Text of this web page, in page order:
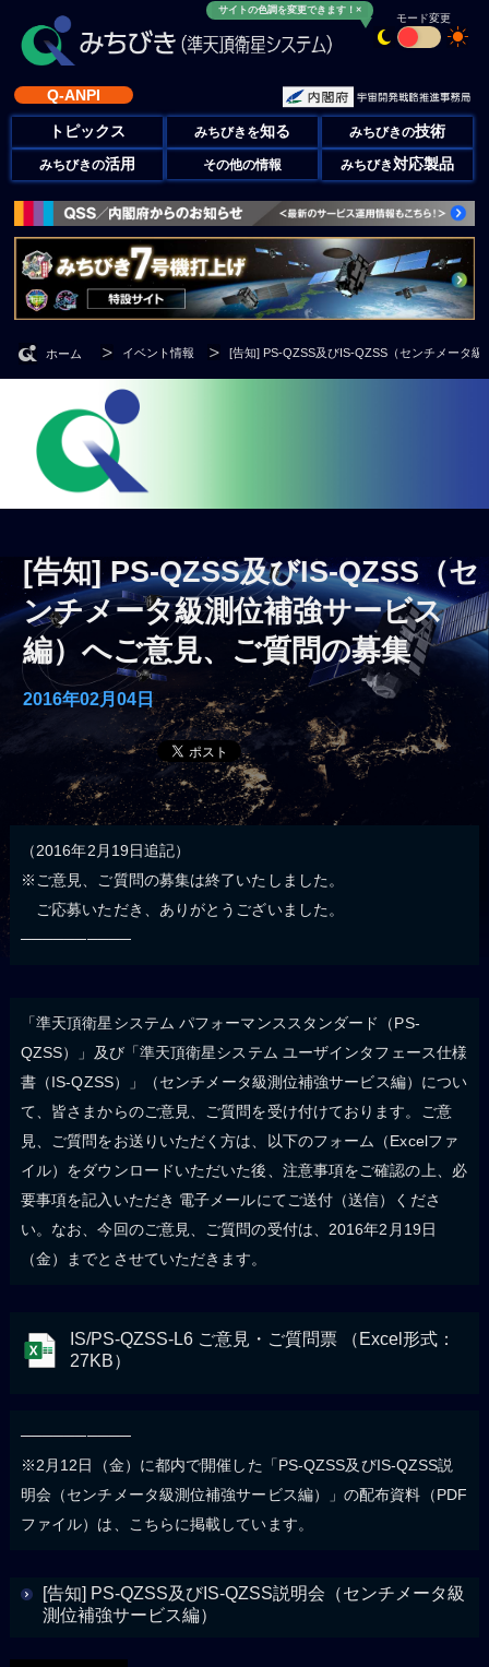
サイトの色調を変更できます！×
モード変更
Q-ANPI
トピックス みちびきを知る みちびきの技術
みちびきの活用 その他の情報 みちびき対応製品
ホーム イベント情報 [告知] PS-QZSS及びIS-QZSS（センチメータ
[告知] PS-QZSS及びIS-QZSS（セ
ンチメータ級測位補強サービス
編）へご意見、ご質問の募集
2016年02月04日
（2016年2月19日追記）
※ご意見、ご質問の募集は終了いたしました。
ご応募いただき、ありがとうございました。
──────────
「準天頂衛星システム パフォーマンススタンダード（PS-
QZSS）」及び「準天頂衛星システム ユーザインタフェース仕様
書（IS-QZSS）」（センチメータ級測位補強サービス編）につい
て、皆さまからのご意見、ご質問を受け付けております。ご意
見、ご質問をお送りいただく方は、以下のフォーム（Excelファ
イル）をダウンロードいただいた後、注意事項をご確認の上、必
要事項を記入いただき 電子メールにてご送付（送信）くださ
い。なお、今回のご意見、ご質問の受付は、2016年2月19日
（金）までとさせていただきます。
IS/PS-QZSS-L6 ご意見・ご質問票 （Excel形式：
27KB）
──────────
※2月12日（金）に都内で開催した「PS-QZSS及びIS-QZSS説
明会（センチメータ級測位補強サービス編）」の配布資料（PDF
ファイル）は、こちらに掲載しています。
[告知] PS-QZSS及びIS-QZSS説明会（センチメータ級
測位補強サービス編）